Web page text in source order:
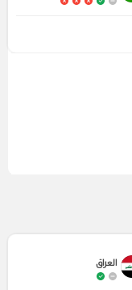
العراق